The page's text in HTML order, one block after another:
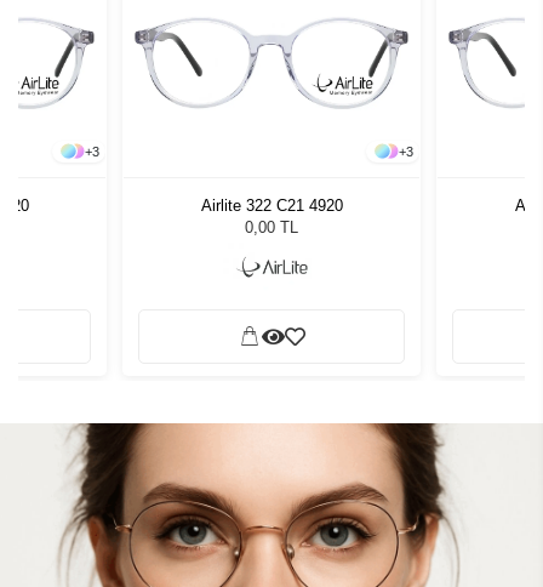
+3 +3
Airlite 322 C21 4920
0,00 TL